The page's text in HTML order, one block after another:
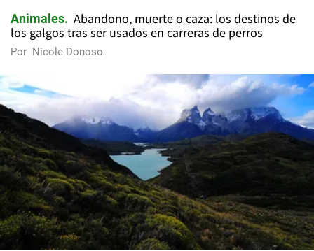
Animales
Abandono, muerte o caza: los destinos de
los galgos tras ser usados en carreras de perros
Por Nicole Donoso